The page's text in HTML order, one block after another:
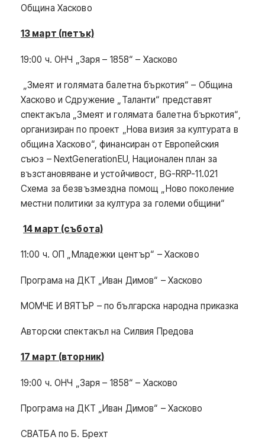
Община Хасково
13 март (петък)
19:00 ч. ОНЧ „Заря – 1858“ – Хасково
„Змеят и голямата балетна бъркотия“ – Община
Хасково и Сдружение „Таланти“ представят
спектакъла „Змеят и голямата балетна бъркотия“,
организиран по проект „Нова визия за културата в
община Хасково“, финансиран от Европейския
съюз – NextGenerationEU, Национален план за
възстановяване и устойчивост, BG-RRP-11.021
Схема за безвъзмездна помощ „Ново поколение
местни политики за култура за големи общини“
14 март (събота)
11:00 ч. ОП „Младежки център“ – Хасково
Програма на ДКТ „Иван Димов“ – Хасково
МОМЧЕ И ВЯТЪР – по българска народна приказка
Авторски спектакъл на Силвия Предова
17 март (вторник)
19:00 ч. ОНЧ „Заря – 1858“ – Хасково
Програма на ДКТ „Иван Димов“ – Хасково
СВАТБА по Б. Брехт